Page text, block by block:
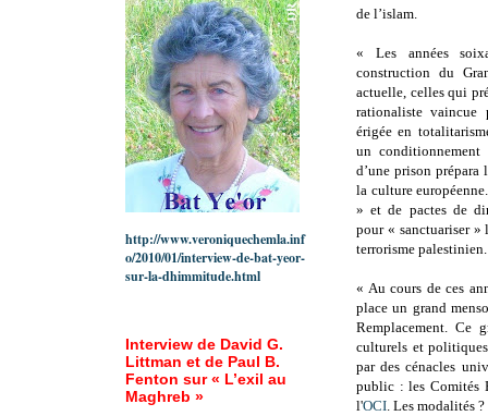
de l’islam.
« Les années
construction du
actuelle, celles qui
rationaliste vaincue
érigée en
un conditionnement
d’une prison
la culture
» et de pactes de
pour « sanctuariser »
terrorisme palestinien.
« Au cours de ces
place un grand
Remplacement. Ce
culturels et
par des cénacles
public : les Comités
l'OCI. Les modalités
http://www.veroniquechemla.inf
o/2010/01/interview-de-bat-yeor-
sur-la-dhimmitude.html
Interview de David G.
Littman et de Paul B.
Fenton sur « L’exil au
Maghreb »